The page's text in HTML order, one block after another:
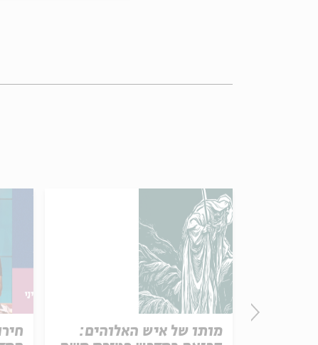
מותו של איש האלוהים: